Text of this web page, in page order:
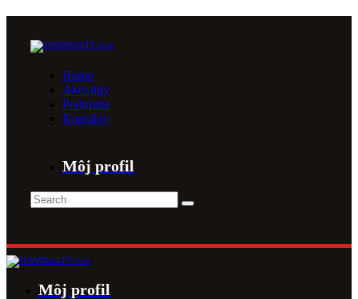
Home
Aktuality
Podujatia
Kontakty
Môj profil
Môj profil